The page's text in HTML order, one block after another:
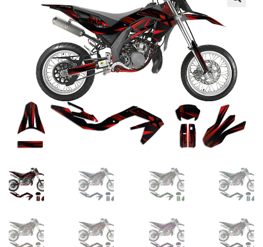
Mein Konto
Newsletter
Shop
Updraft Central
Warenkorb
Widerrufsbelehrung
Wunschliste